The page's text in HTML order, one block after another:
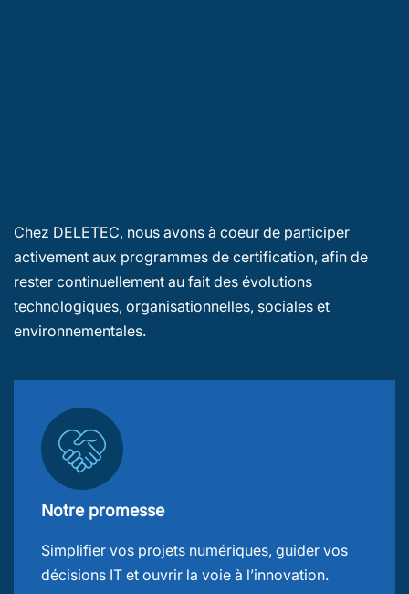
Chez DELETEC, nous avons à coeur de participer
activement aux programmes de certification, afin de
rester continuellement au fait des évolutions
technologiques, organisationnelles, sociales et
environnementales.
Notre promesse
Simplifier vos projets numériques, guider vos
décisions IT et ouvrir la voie à l’innovation.